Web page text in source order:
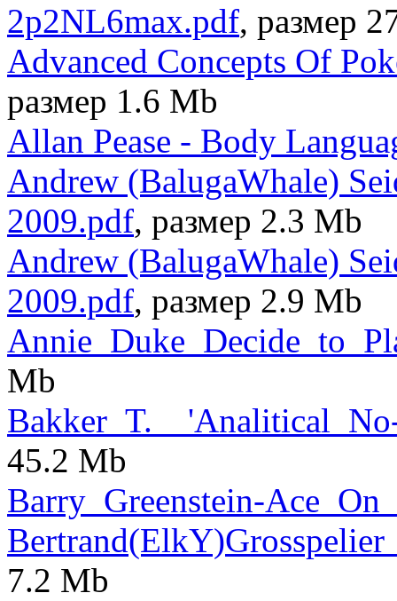
2p2NL6max.pdf, размер
Advanced Concepts Of
размер 1.6 Mb
Allan Pease - Body
Andrew (BalugaWhale)
2009.pdf, размер 2.3 Mb
Andrew (BalugaWhale)
2009.pdf, размер 2.9 Mb
Mb
45.2 Mb
Barry_Greenstein-
7.2 Mb